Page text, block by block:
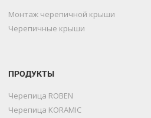
Монтаж черепичной крыши
Черепичные крыши
ПРОДУКТЫ
Черепица ROBEN
Черепица KORAMIC